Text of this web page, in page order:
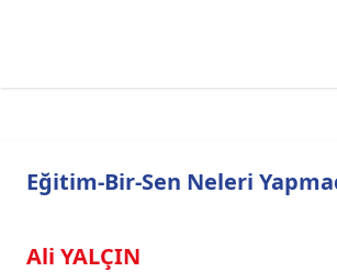
Eğitim-Bir-Sen Neleri
Ali YALÇIN